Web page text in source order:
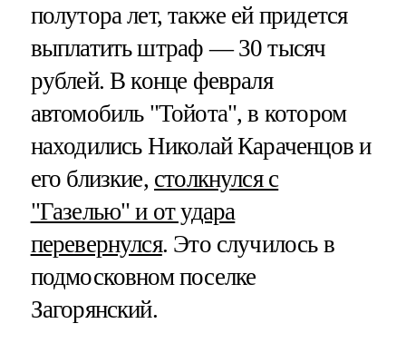
полутора лет, также ей придется
выплатить штраф — 30 тысяч
рублей. В конце февраля
автомобиль "Тойота", в котором
находились Николай Караченцов и
его близкие, столкнулся с
"Газелью" и от удара
перевернулся. Это случилось в
подмосковном поселке
Загорянский.